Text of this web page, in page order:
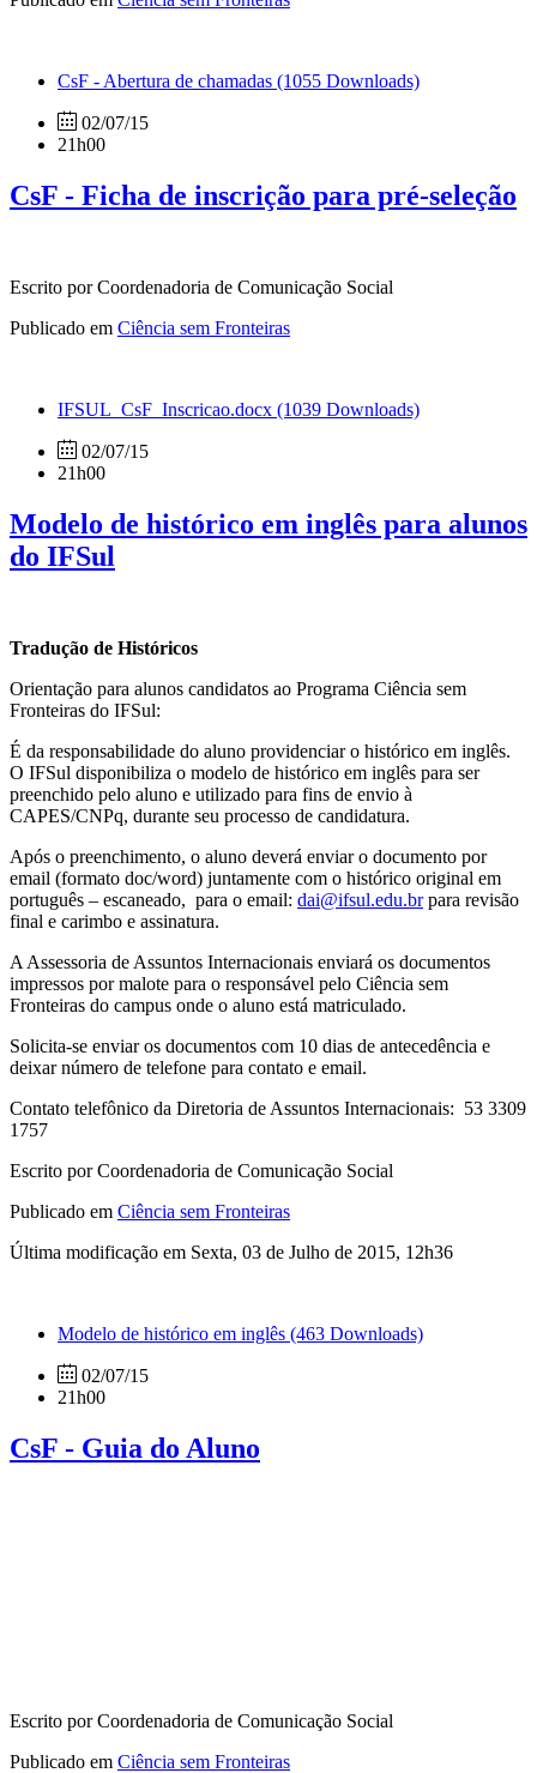
CsF - Abertura de chamadas (1055 Downloads)
02/07/15
21h00
CsF - Ficha de inscrição para pré-seleção
Escrito por Coordenadoria de Comunicação Social
Publicado em Ciência sem Fronteiras
IFSUL_CsF_Inscricao.docx (1039 Downloads)
02/07/15
21h00
Modelo de histórico em inglês para alunos
do IFSul
Tradução de Históricos
Orientação para alunos candidatos ao Programa Ciência sem
Fronteiras do IFSul:
É da responsabilidade do aluno providenciar o histórico em inglês.
O IFSul disponibiliza o modelo de histórico em inglês para ser
preenchido pelo aluno e utilizado para fins de envio à
CAPES/CNPq, durante seu processo de candidatura.
Após o preenchimento, o aluno deverá enviar o documento por
email (formato doc/word) juntamente com o histórico original em
português – escaneado, para o email: dai@ifsul.edu.brpara revisão
final e carimbo e assinatura.
A Assessoria de Assuntos Internacionais enviará os documentos
impressos por malote para o responsável pelo Ciência sem
Fronteiras do campus onde o aluno está matriculado.
Solicita-se enviar os documentos com 10 dias de antecedência e
deixar número de telefone para contato e email.
Contato telefônico da Diretoria de Assuntos Internacionais: 53 3309
1757
Escrito por Coordenadoria de Comunicação Social
Publicado em Ciência sem Fronteiras
Última modificação em Sexta, 03 de Julho de 2015, 12h36
Modelo de histórico em inglês (463 Downloads)
02/07/15
21h00
CsF - Guia do Aluno
Escrito por Coordenadoria de Comunicação Social
Publicado em Ciência sem Fronteiras